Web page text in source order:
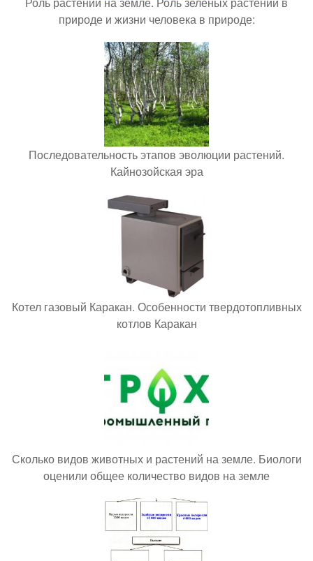
природе и жизни человека в природе:
Последовательность этапов эволюции растений.
Кайнозойская эра
Котел газовый Каракан. Особенности твердотопливных
котлов Каракан
Сколько видов животных и растений на земле. Биологи
оценили общее количество видов на земле